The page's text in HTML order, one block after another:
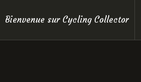
Bienvenue sur Cycling Collector